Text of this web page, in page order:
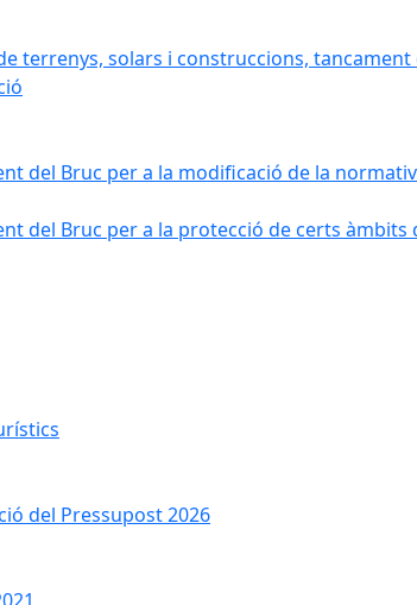
terrenys, solars i construccions, tancament
del Bruc per a la modificació de la
del Bruc per a la protecció de certs
del Pressupost 2026